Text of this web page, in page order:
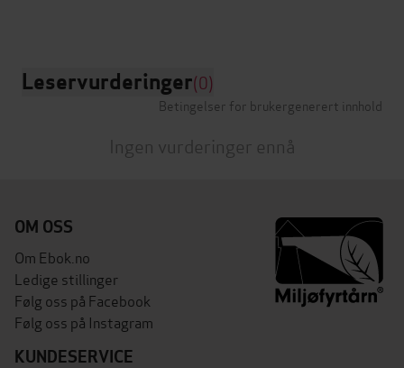
Leservurderinger(0)
Betingelser for brukergenerert innhold
Ingen vurderinger ennå
OM OSS
Om Ebok.no
Ledige stillinger
Følg oss på Facebook
Følg oss på Instagram
KUNDESERVICE